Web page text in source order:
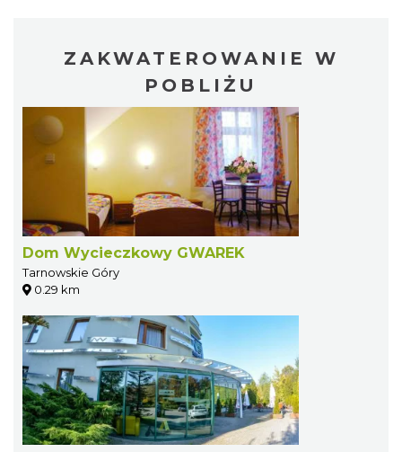
ZAKWATEROWANIE W
POBLIŻU
Dom Wycieczkowy GWAREK
Tarnowskie Góry
0.29 km